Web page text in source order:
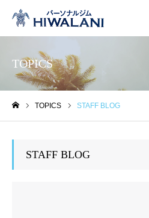
TOPICS
TOPICS STAFF BLOG
STAFF BLOG